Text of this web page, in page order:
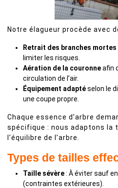
Notre élagueur procède avec
Retrait des branches mortes
limiter les risques.
Aération de la couronneafin
circulation de l’air.
Équipement adaptéselon le
une coupe propre.
Chaque essence d’arbre
spécifique : nous adaptons la
l’équilibre de l’arbre.
Types de tailles
Taille sévère: À éviter sauf
(contraintes extérieures).